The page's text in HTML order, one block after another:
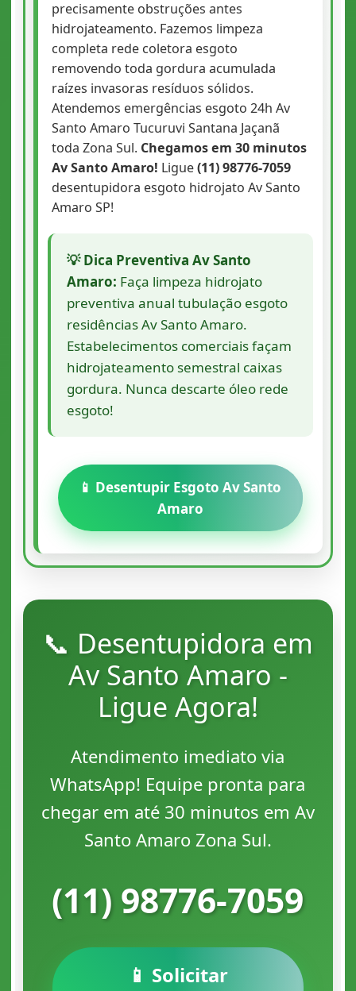
precisamente obstruções antes
hidrojateamento. Fazemos limpeza
completa rede coletora esgoto
removendo toda gordura acumulada
raízes invasoras resíduos sólidos.
Atendemos emergências esgoto 24h Av
Santo Amaro Tucuruvi Santana Jaçanã
toda Zona Sul. Chegamos em 30 minutos
Av Santo Amaro! Ligue(11) 98776-7059
desentupidora esgoto hidrojato Av Santo
Amaro SP!
💡 Dica Preventiva Av Santo
Amaro: Faça limpeza hidrojato
preventiva anual tubulação esgoto
residências Av Santo Amaro.
Estabelecimentos comerciais façam
hidrojateamento semestral caixas
gordura. Nunca descarte óleo rede
esgoto!
📱 Desentupir Esgoto Av Santo
Amaro
📞 Desentupidora em
Av Santo Amaro -
Ligue Agora!
Atendimento imediato via
WhatsApp! Equipe pronta para
chegar em até 30 minutos em Av
Santo Amaro Zona Sul.
(11) 98776-7059
📱 Solicitar